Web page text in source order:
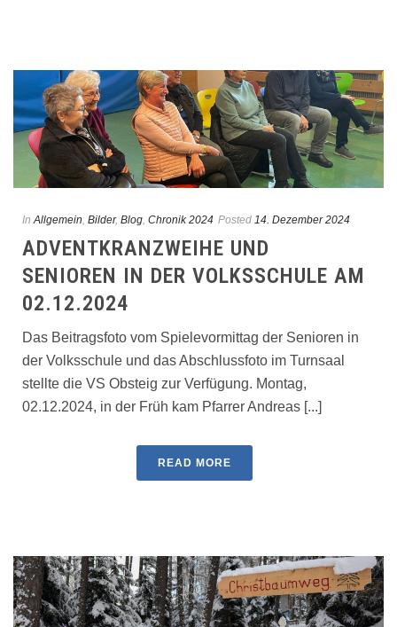
In Allgemein, Bilder, Blog, Chronik 2024 Posted 14. Dezember 2024
ADVENTKRANZWEIHE UND
SENIOREN IN DER VOLKSSCHULE AM
02.12.2024
Das Beitragsfoto vom Spielevormittag der Senioren in
der Volksschule und das Abschlussfoto im Turnsaal
stellte die VS Obsteig zur Verfügung. Montag,
02.12.2024, in der Früh kam Pfarrer Andreas [...]
READ MORE